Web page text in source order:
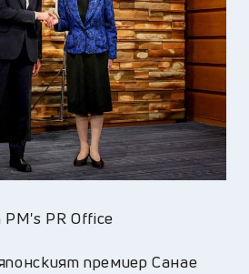
PR Office
премиер Санае